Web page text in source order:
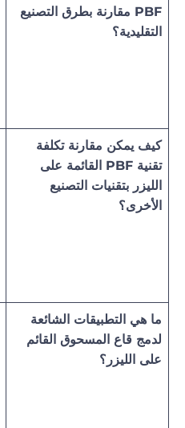
PBF مقارنة بطرق التصنيع
التقليدية؟
كيف يمكن مقارنة تكلفة
تقنية PBF القائمة على
الليزر بتقنيات التصنيع
الأخرى؟
ما هي التطبيقات الشائعة
لدمج قاع المسحوق القائم
على الليزر؟